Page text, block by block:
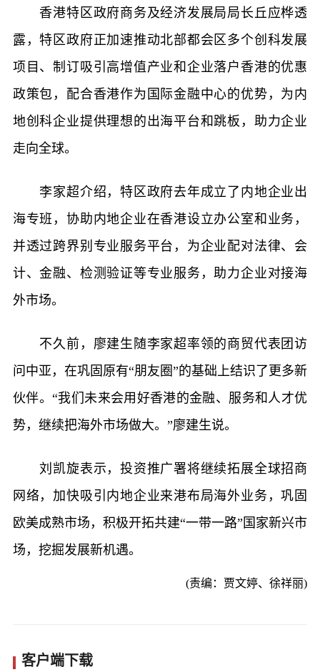
香港特区政府商务及经济发展局局长丘应桦透
露，特区政府正加速推动北部都会区多个创科发展
项目、制订吸引高增值产业和企业落户香港的优惠
政策包，配合香港作为国际金融中心的优势，为内
地创科企业提供理想的出海平台和跳板，助力企业
走向全球。
李家超介绍，特区政府去年成立了内地企业出
海专班，协助内地企业在香港设立办公室和业务，
并透过跨界别专业服务平台，为企业配对法律、会
计、金融、检测验证等专业服务，助力企业对接海
外市场。
不久前，廖建生随李家超率领的商贸代表团访
问中亚，在巩固原有“朋友圈”的基础上结识了更多新
伙伴。“我们未来会用好香港的金融、服务和人才优
势，继续把海外市场做大。”廖建生说。
刘凯旋表示，投资推广署将继续拓展全球招商
网络，加快吸引内地企业来港布局海外业务，巩固
欧美成熟市场，积极开拓共建“一带一路”国家新兴市
场，挖掘发展新机遇。
(责编：贾文婷、徐祥丽)
客户端下载